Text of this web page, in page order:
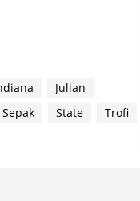
Julian
Sepak State
Trofi